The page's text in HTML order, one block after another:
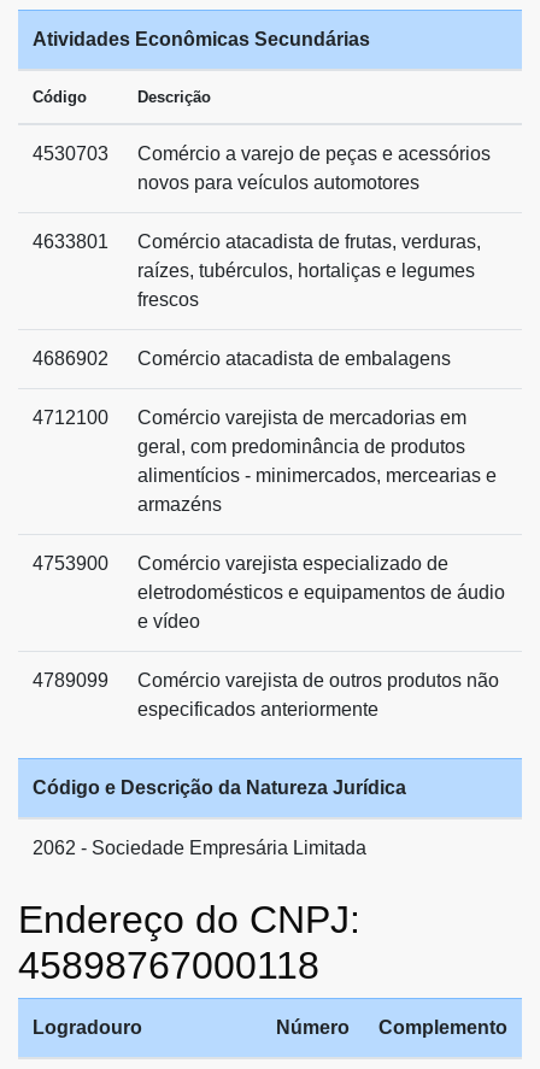
Atividades Econômicas Secundárias
Código Descrição
4530703
Comércio a varejo de peças e acessórios
novos para veículos automotores
4633801
Comércio atacadista de frutas, verduras,
raízes, tubérculos, hortaliças e legumes
frescos
4686902 Comércio atacadista de embalagens
4712100
Comércio varejista de mercadorias em
geral, com predominância de produtos
alimentícios - minimercados, mercearias e
armazéns
4753900
Comércio varejista especializado de
eletrodomésticos e equipamentos de áudio
e vídeo
4789099
Comércio varejista de outros produtos não
especificados anteriormente
Código e Descrição da Natureza Jurídica
2062 - Sociedade Empresária Limitada
Endereço do CNPJ:
45898767000118
Logradouro Número Complemento